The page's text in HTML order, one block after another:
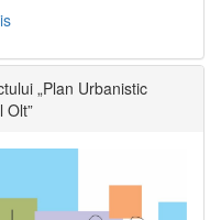
„Plan Urbanistic
Olt”